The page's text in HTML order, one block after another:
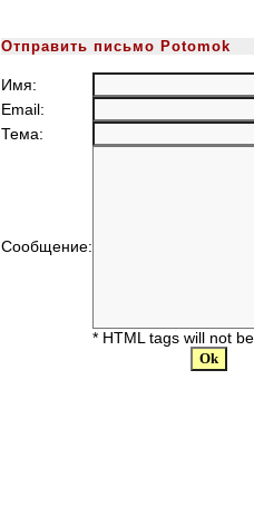
Отправить письмо Potomok
Имя:
Email:
Тема:
Сообщение:
* HTML tags will not